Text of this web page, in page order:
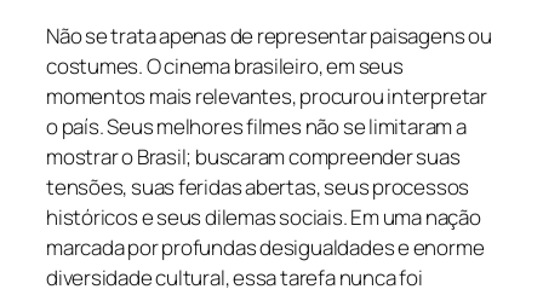
Não se trata apenas de representar paisagens ou
costumes. O cinema brasileiro, em seus
momentos mais relevantes, procurou interpretar
o país. Seus melhores filmes não se limitaram a
mostrar o Brasil; buscaram compreender suas
tensões, suas feridas abertas, seus processos
históricos e seus dilemas sociais. Em uma nação
marcada por profundas desigualdades e enorme
diversidade cultural, essa tarefa nunca foi